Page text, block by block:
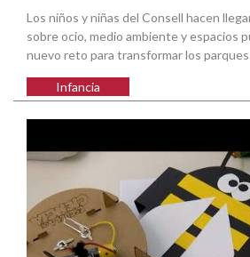
Los niños y niñas del Consell hacen
sobre ocio, medio ambiente y espacios
nuevo reto para transformar los parques
Infancia